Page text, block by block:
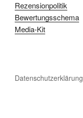
Rezensionpolitik
Bewertungsschema
Media-Kit
Datenschutzerklärung